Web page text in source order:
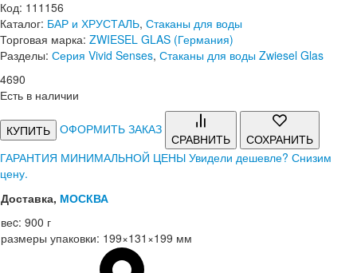
Код: 111156
Каталог: БАР и ХРУСТАЛЬ, Стаканы для воды
Торговая марка: ZWIESEL GLAS (Германия)
Разделы: Серия Vivid Senses, Стаканы для воды Zwiesel Glas
4690
Есть в наличии
КУПИТЬ ОФОРМИТЬ ЗАКАЗ
СРАВНИТЬ
СОХРАНИТЬ
ГАРАНТИЯ МИНИМАЛЬНОЙ ЦЕНЫ Увидели дешевле? Снизим
цену.
Доставка, МОСКВА
веc: 900 г
размеры упаковки: 199×131×199 мм